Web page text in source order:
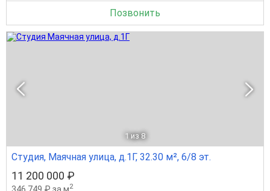
Позвонить
1 из 8
Студия, Маячная улица, д.1Г, 32.30 м², 6/8 эт.
11 200 000 ₽
346 749 ₽ за м2